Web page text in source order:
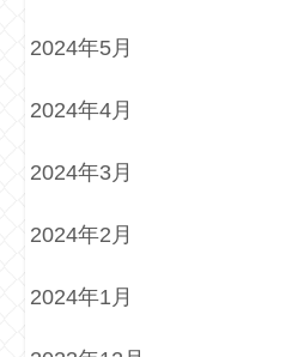
2024年5月
2024年4月
2024年3月
2024年2月
2024年1月